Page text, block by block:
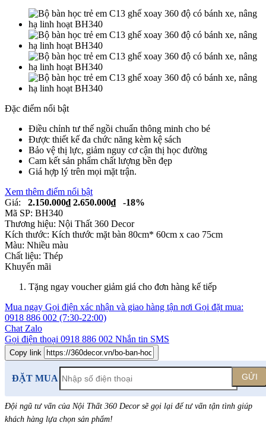
Đặc điểm nổi bật
Điều chỉnh tư thế ngồi chuẩn thông minh cho bé
Được thiết kế đa chức năng kèm kệ sách
Bảo vệ thị lực, giảm nguy cơ cận thị học đường
Cam kết sản phẩm chất lượng bền đẹp
Giá hợp lý trên mọi mặt trận.
Xem thêm điểm nổi bật
Giá:
2.150.000₫2.650.000₫
-18%
Mã SP: BH340
Thương hiệu: Nội Thất 360 Decor
Kích thước: Kích thước mặt bàn 80cm* 60cm x cao 75cm
Màu: Nhiều màu
Chất liệu: Thép
Khuyến mãi
Tặng ngay voucher giảm giá cho đơn hàng kế tiếp
Mua ngay Gọi điện xác nhận và giao hàng tận nơi Gọi đặt mua:
0918 886 002 (7:30-22:00)
Chat Zalo
Gọi điện thoại 0918 886 002 Nhắn tin SMS
Copy link
ĐẶT MUA GỬI
Đội ngũ tư vấn của Nội Thất 360 Decor sẽ gọi lại để tư vấn tận tình giúp
khách hàng lựa chọn sản phẩm!